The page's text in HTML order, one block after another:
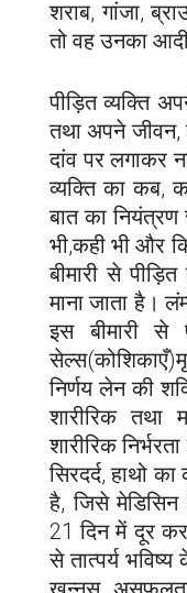
शराब, गांजा,
तो वह उनका
पीड़ित व्यक्ति
तथा अपने जीवन,
दांव पर लगाकर
व्यक्ति का कब,
बात का नियंत्रण
भी,कही भी और
बीमारी से
माना जाता है।
इस बीमारी से
निर्णय लेन की
शारीरिक तथा
शारीरिक
सिरदर्द, हाथो
है, जिसे मेडिसिन
21 दिन में दूर कर
से तात्पर्य